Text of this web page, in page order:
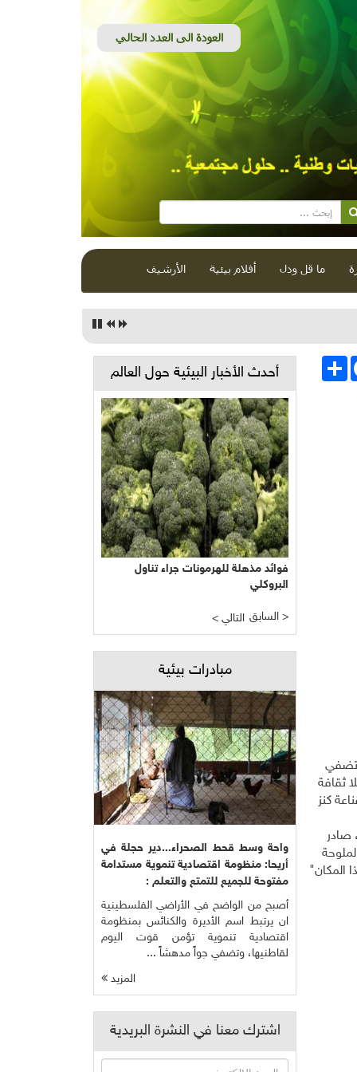
ما قل ودل أفلام بيئية الأرشيف
انشر
ثقافة
كنز
(تبلغ مساحته الأصلية 4 آلاف دونم، صادر
المكان"
أحدث الأخبار البيئية حول العالم
فوائد مذهلة للهرمونات جراء تناول
البروكلي
< التالي السابق >
مبادرات بيئية
واحة وسط قحط الصحراء...دير حجلة في
أريحا: منظومة اقتصادية تنموية مستدامة
مفتوحة للجميع للتمتع والتعلم :
أصبح من الواضح في الأراضي الفلسطينية
ان يرتبط اسم الأديرة والكنائس بمنظومة
اقتصادية تنموية تؤمن قوت اليوم
لقاطنيها، وتضفي جواً مدهشاً ...
المزيد
اشترك معنا في النشرة البريدية